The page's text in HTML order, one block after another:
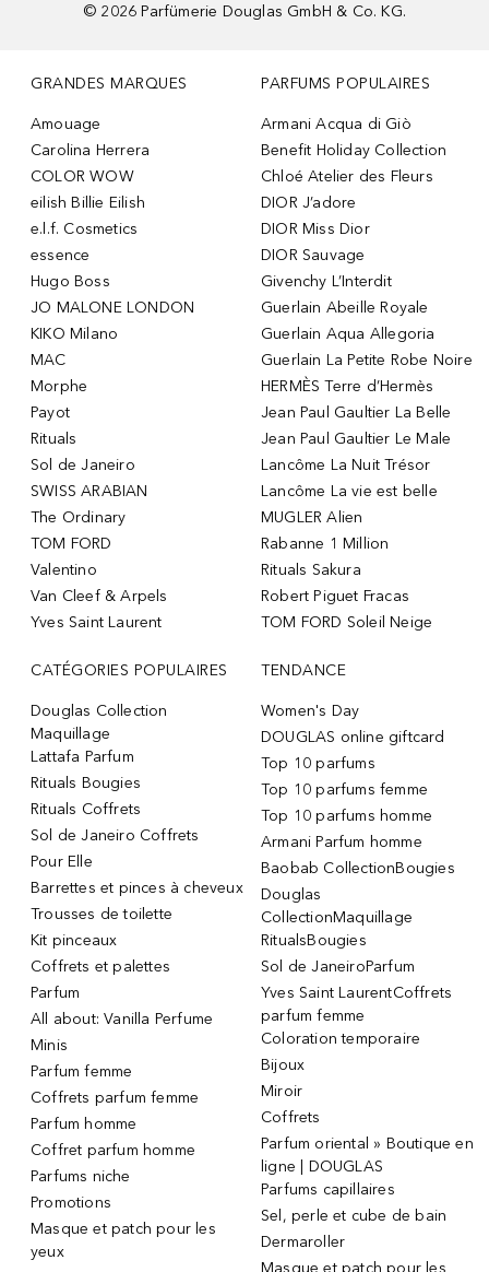
© 2026 Parfümerie Douglas GmbH & Co. KG.
GRANDES MARQUES
Amouage
Carolina Herrera
COLOR WOW
eilish Billie Eilish
e.l.f. Cosmetics
essence
Hugo Boss
JO MALONE LONDON
KIKO Milano
MAC
Morphe
Payot
Rituals
Sol de Janeiro
SWISS ARABIAN
The Ordinary
TOM FORD
Valentino
Van Cleef & Arpels
Yves Saint Laurent
PARFUMS POPULAIRES
Armani Acqua di Giò
Benefit Holiday Collection
Chloé Atelier des Fleurs
DIOR J’adore
DIOR Miss Dior
DIOR Sauvage
Givenchy L’Interdit
Guerlain Abeille Royale
Guerlain Aqua Allegoria
Guerlain La Petite Robe Noire
HERMÈS Terre d’Hermès
Jean Paul Gaultier La Belle
Jean Paul Gaultier Le Male
Lancôme La Nuit Trésor
Lancôme La vie est belle
MUGLER Alien
Rabanne 1 Million
Rituals Sakura
Robert Piguet Fracas
TOM FORD Soleil Neige
CATÉGORIES POPULAIRES
Douglas Collection
Maquillage
Lattafa Parfum
Rituals Bougies
Rituals Coffrets
Sol de Janeiro Coffrets
Pour Elle
Barrettes et pinces à cheveux
Trousses de toilette
Kit pinceaux
Coffrets et palettes
Parfum
All about: Vanilla Perfume
Minis
Parfum femme
Coffrets parfum femme
Parfum homme
Coffret parfum homme
Parfums niche
Promotions
Masque et patch pour les
yeux
TENDANCE
Women's Day
DOUGLAS online giftcard
Top 10 parfums
Top 10 parfums femme
Top 10 parfums homme
Armani Parfum homme
Baobab CollectionBougies
Douglas
CollectionMaquillage
RitualsBougies
Sol de JaneiroParfum
Yves Saint LaurentCoffrets
parfum femme
Coloration temporaire
Bijoux
Miroir
Coffrets
Parfum oriental » Boutique en
ligne | DOUGLAS
Parfums capillaires
Sel, perle et cube de bain
Dermaroller
Masque et patch pour les